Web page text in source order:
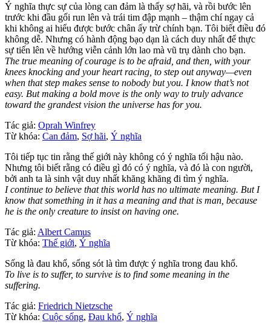
Ý nghĩa thực sự của lòng can đảm là thấy sợ hãi, và rồi bước lên
trước khi đầu gối run lên và trái tim đập mạnh – thậm chí ngay cả
khi không ai hiểu được bước chân ấy trừ chính bạn. Tôi biết điều đó
không dễ. Nhưng có hành động bạo dạn là cách duy nhất để thực
sự tiến lên về hướng viễn cảnh lớn lao mà vũ trụ dành cho bạn.
The true meaning of courage is to be afraid, and then, with your
knees knocking and your heart racing, to step out anyway—even
when that step makes sense to nobody but you. I know that’s not
easy. But making a bold move is the only way to truly advance
toward the grandest vision the universe has for you.
Tác giả: Oprah Winfrey
Từ khóa: Can đảm, Sợ hãi, Ý nghĩa
Tôi tiếp tục tin rằng thế giới này không có ý nghĩa tối hậu nào.
Nhưng tôi biết rằng có điều gì đó có ý nghĩa, và đó là con người,
bởi anh ta là sinh vật duy nhất khăng khăng đi tìm ý nghĩa.
I continue to believe that this world has no ultimate meaning. But I
know that something in it has a meaning and that is man, because
he is the only creature to insist on having one.
Tác giả: Albert Camus
Từ khóa: Thế giới, Ý nghĩa
Sống là đau khổ, sống sót là tìm được ý nghĩa trong đau khổ.
To live is to suffer, to survive is to find some meaning in the
suffering.
Tác giả: Friedrich Nietzsche
Từ khóa: Cuộc sống, Đau khổ, Ý nghĩa